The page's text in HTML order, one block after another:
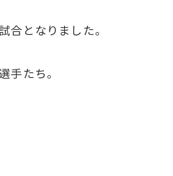
となりました。
たち。